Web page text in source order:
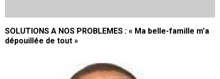
SOLUTIONS A NOS PROBLEMES : « Ma belle-famille m’a
dépouillée de tout »